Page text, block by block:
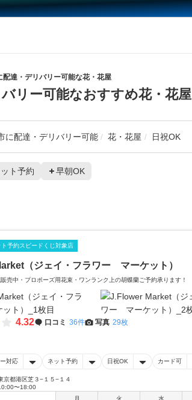
配達・デリバリー可能な花・花屋
リー可能なおすすめ花・花屋
に配達・デリバリー可能 花・花屋 日祝OK
ト予約 早朝OK
ト予約スピードくじ対象店
（ジェイ・フラワー マーケット）
売中・プロポーズ用花束・ワンランク上の胡蝶蘭ご予約承ります！
4.32 口コミ 36件 写真 29枚
対応 ネット予約 日祝OK カード可
京都港区芝３−１５−１４
〜18:00
月
火 水